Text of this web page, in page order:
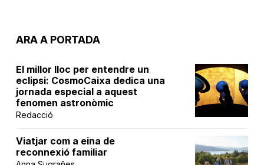
ARA A PORTADA
El millor lloc per entendre un
eclipsi: CosmoCaixa dedica una
jornada especial a aquest
fenomen astronòmic
Redacció
Viatjar com a eina de
reconnexió familiar